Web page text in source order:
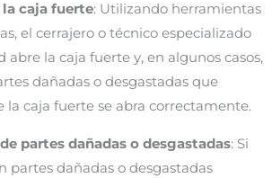
caja fuerte: Utilizando herramientas
el cerrajero o técnico especializado
abre la caja fuerte y, en algunos casos,
dañadas o desgastadas que
la caja fuerte se abra correctamente.
partes dañadas o desgastadas: Si
partes dañadas o desgastadas